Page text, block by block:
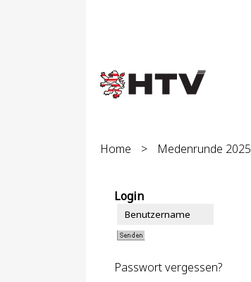
Home > Medenrunde 2025
Login
Passwort vergessen?